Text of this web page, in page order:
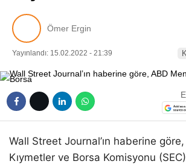
Ömer Ergin
Yayınlandı: 15.02.2022 - 21:39
Wall Street Journal’ın haberine
Kıymetler ve Borsa Komisyonu